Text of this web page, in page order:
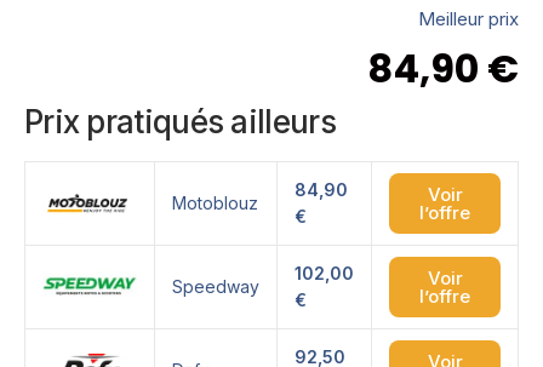
Meilleur prix
84,90 €
Prix pratiqués ailleurs
Motoblouz
84,90
€
Voir
l’offre
Speedway
102,00
€
Voir
l’offre
92,50
Voir